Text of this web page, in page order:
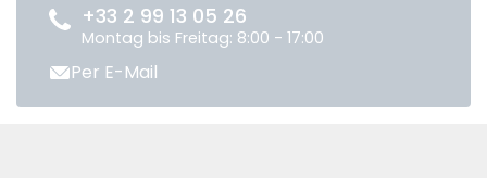
+33 2 99 13 05 26
Montag bis Freitag: 8:00 - 17:00
Per E-Mail